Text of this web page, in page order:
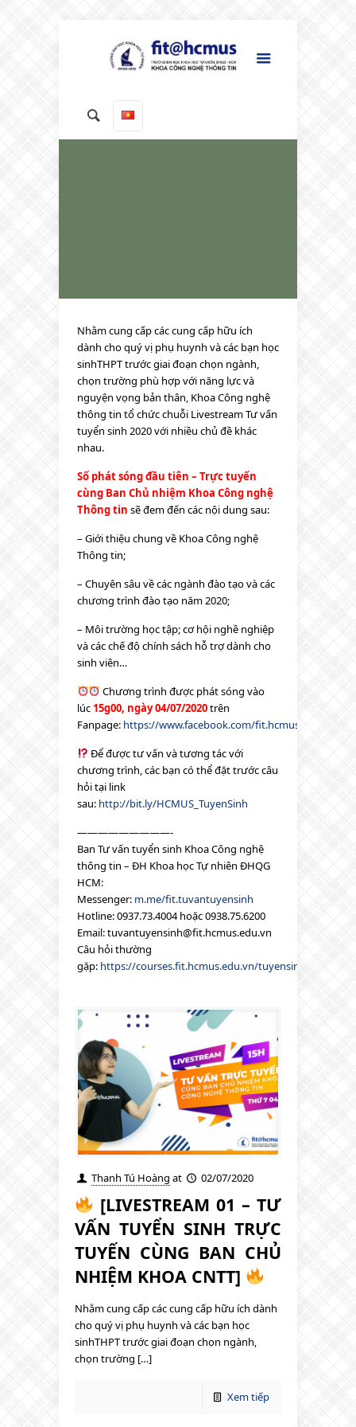
Nhằm cung cấp các cung cấp hữu ích
dành cho quý vị phụ huynh và các bạn học
sinhTHPT trước giai đoạn chọn ngành,
chọn trường phù hợp với năng lực và
nguyện vọng bản thân, Khoa Công nghệ
thông tin tổ chức chuỗi Livestream Tư vấn
tuyển sinh 2020 với nhiều chủ đề khác
nhau.
Số phát sóng đầu tiên – Trực tuyến
cùng Ban Chủ nhiệm Khoa Công nghệ
Thông tin sẽ đem đến các nội dung sau:
– Giới thiệu chung về Khoa Công nghệ
Thông tin;
– Chuyên sâu về các ngành đào tạo và các
chương trình đào tạo năm 2020;
– Môi trường học tập; cơ hội nghề nghiệp
và các chế độ chính sách hỗ trợ dành cho
sinh viên…
Chương trình được phát sóng vào
lúc 15g00, ngày 04/07/2020trên
Fanpage: https://www.facebook.com/fit.hcmus
Để được tư vấn và tương tác với
chương trình, các bạn có thể đặt trước câu
hỏi tại link
sau: http://bit.ly/HCMUS_TuyenSinh
—————————-
Ban Tư vấn tuyển sinh Khoa Công nghệ
thông tin – ĐH Khoa học Tự nhiên ĐHQG
HCM:
Messenger: m.me/fit.tuvantuyensinh
Hotline: 0937.73.4004 hoặc 0938.75.6200
Email: tuvantuyensinh@fit.hcmus.edu.vn
Câu hỏi thường
gặp: https://courses.fit.hcmus.edu.vn/tuyensinh_faq
Thanh Tú Hoàng at 02/07/2020
[LIVESTREAM 01 – TƯ
VẤN TUYỂN SINH TRỰC
TUYẾN CÙNG BAN CHỦ
NHIỆM KHOA CNTT]
Nhằm cung cấp các cung cấp hữu ích dành
cho quý vị phụ huynh và các bạn học
sinhTHPT trước giai đoạn chọn ngành,
chọn trường […]
Xem tiếp